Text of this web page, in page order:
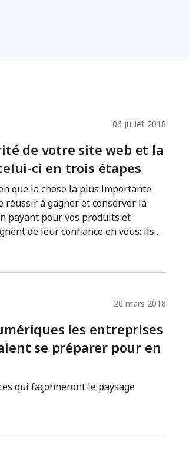
06 juillet 2018
de votre site web et la
ci en trois étapes
que la chose la plus importante
réussir à gagner et conserver la
payant pour vos produits et
de leur confiance en vous; ils
20 mars 2018
les entreprises
se préparer pour en
qui façonneront le paysage